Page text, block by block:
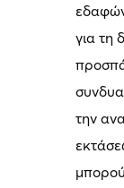
για τη
την